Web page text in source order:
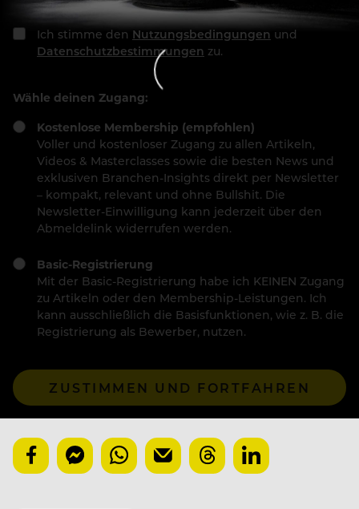
Ich stimme den Nutzungsbedingungen und
Datenschutzbestimmungen zu.
Wähle deinen Zugang:
Kostenlose Membership (empfohlen)
Voller und kostenloser Zugang zu allen Artikeln,
Videos & Masterclasses sowie die besten News und
exklusiven Branchen-Insights direkt per Newsletter
– kompakt, relevant und ohne Bullshit. Die
Newsletter-Einwilligung kann jederzeit über den
Abmeldelink widerrufen werden.
Basic-Registrierung
Mit der Basic-Registrierung habe ich KEINEN Zugang
zu Artikeln oder den Membership-Leistungen. Ich
kann ausschließlich die Basisfunktionen, wie z. B. die
Registrierung als Bewerber, nutzen.
ZUSTIMMEN UND FORTFAHREN